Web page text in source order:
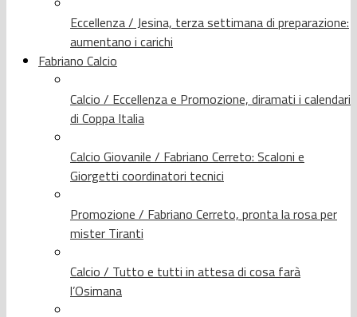
Eccellenza / Jesina, terza settimana di preparazione:
aumentano i carichi
Fabriano Calcio
Calcio / Eccellenza e Promozione, diramati i calendari
di Coppa Italia
Calcio Giovanile / Fabriano Cerreto: Scaloni e
Giorgetti coordinatori tecnici
Promozione / Fabriano Cerreto, pronta la rosa per
mister Tiranti
Calcio / Tutto e tutti in attesa di cosa farà
l’Osimana